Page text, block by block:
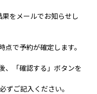
をメールでお知らせし
で予約が確定します。
、「確認する」ボタンを
ずご記入ください。